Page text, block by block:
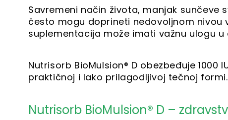
Savremeni način života, manjak sunčeve
često mogu doprineti nedovoljnom nivou
suplementacija može imati važnu ulogu
Nutrisorb BioMulsion® D obezbeđuje 1000
praktičnoj i lako prilagodljivoj tečnoj formi.
Nutrisorb BioMulsion® D –